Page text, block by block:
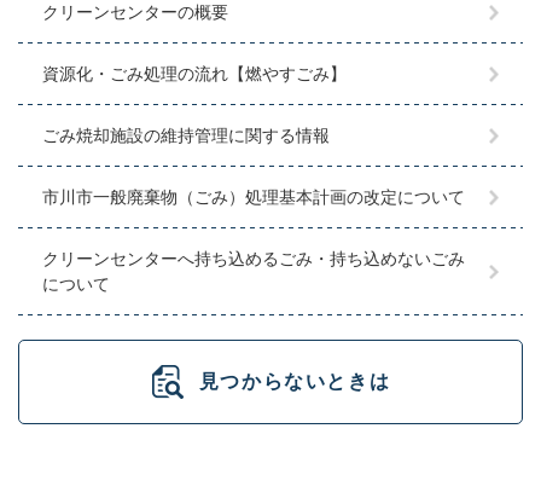
クリーンセンターの概要
資源化・ごみ処理の流れ【燃やすごみ】
ごみ焼却施設の維持管理に関する情報
市川市一般廃棄物（ごみ）処理基本計画の改定について
クリーンセンターへ持ち込めるごみ・持ち込めないごみ
について
見つからないときは